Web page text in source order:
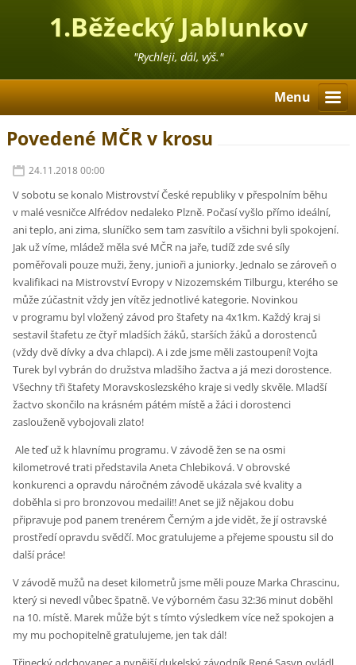
1.Běžecký Jablunkov
"Rychleji, dál, výš."
Menu
Povedené MČR v krosu
24.11.2018 00:00
V sobotu se konalo Mistrovství České republiky v přespolním běhu
v malé vesničce Alfrédov nedaleko Plzně. Počasí vyšlo přímo ideální,
ani teplo, ani zima, sluníčko sem tam zasvítilo a všichni byli spokojení.
Jak už víme, mládež měla své MČR na jaře, tudíž zde své síly
poměřovali pouze muži, ženy, junioři a juniorky. Jednalo se zároveň o
kvalifikaci na Mistrovství Evropy v Nizozemském Tilburgu, kterého se
může zúčastnit vždy jen vítěz jednotlivé kategorie. Novinkou
v programu byl vložený závod pro štafety na 4x1km. Každý kraj si
sestavil štafetu ze čtyř mladších žáků, starších žáků a dorostenců
(vždy dvě dívky a dva chlapci). A i zde jsme měli zastoupení! Vojta
Turek byl vybrán do družstva mladšího žactva a já mezi dorostence.
Všechny tři štafety Moravskoslezského kraje si vedly skvěle. Mladší
žactvo skončilo na krásném pátém místě a žáci i dorostenci
zaslouženě vybojovali zlato!
Ale teď už k hlavnímu programu. V závodě žen se na osmi
kilometrové trati představila Aneta Chlebiková. V obrovské
konkurenci a opravdu náročném závodě ukázala své kvality a
doběhla si pro bronzovou medaili!! Anet se již nějakou dobu
připravuje pod panem trenérem Černým a jde vidět, že jí ostravské
prostředí opravdu svědčí. Moc gratulujeme a přejeme spoustu sil do
další práce!
V závodě mužů na deset kilometrů jsme měli pouze Marka Chrascinu,
který si nevedl vůbec špatně. Ve výborném času 32:36 minut doběhl
na 10. místě. Marek může být s tímto výsledkem více než spokojen a
my mu pochopitelně gratulujeme, jen tak dál!